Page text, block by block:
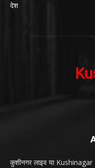
देश
कुशीनगर लाइव या